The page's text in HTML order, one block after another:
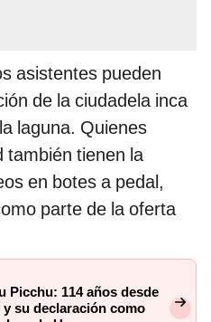
asistentes pueden
de la ciudadela inca
laguna. Quienes
también tienen la
en botes a pedal,
parte de la oferta
Picchu: 114 años desde
su declaración como